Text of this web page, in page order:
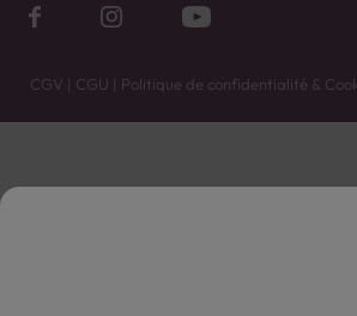
CGV | CGU | Politique de confidentialité &
Vente uniquement en caves. Contactez votre caviste pour
L'ABUS D'ALCOOL EST DANGEREUX POUR LA SANTÉ, À